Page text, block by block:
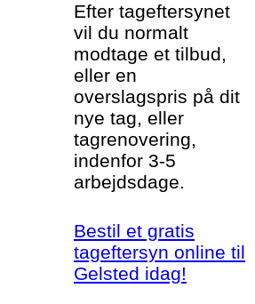
Efter tageftersynet
vil du normalt
modtage et tilbud,
eller en
overslagspris på dit
nye tag, eller
tagrenovering,
indenfor 3-5
arbejdsdage.
Bestil et gratis
tageftersyn online til
Gelsted idag!